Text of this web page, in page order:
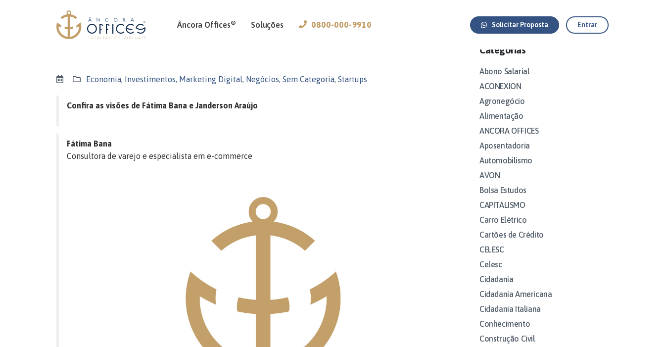
Âncora Offices® Soluções 0800-000-9910 Solicitar Proposta Entrar
Economia, Investimentos, Marketing Digital, Negócios, Sem Categoria, Startups
Confira as visões de Fátima Bana e Janderson Araújo
Fátima Bana
Consultora de varejo e especialista em e-commerce
Categorias
Abono Salarial
ACONEXION
Agronegócio
Alimentação
ANCORA OFFICES
Aposentadoria
Automobilismo
AVON
Bolsa Estudos
CAPITALISMO
Carro Elétrico
Cartões de Crédito
CELESC
Celesc
Cidadania
Cidadania Americana
Cidadania Italiana
Conhecimento
Construção Civil